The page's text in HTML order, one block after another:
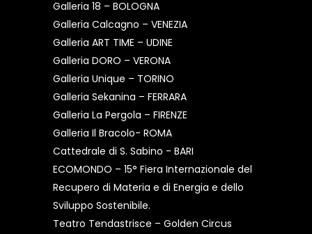
Galleria 18 – BOLOGNA
Galleria Calcagno – VENEZIA
Galleria ART TIME – UDINE
Galleria DORO – VERONA
Galleria Unique – TORINO
Galleria Sekanina – FERRARA
Galleria La Pergola – FIRENZE
Galleria Il Bracolo- ROMA
Cattedrale di S. Sabino - BARI
ECOMONDO – 15° Fiera Internazionale del
Recupero di Materia e di Energia e dello
Sviluppo Sostenibile.
Teatro Tendastrisce – Golden Circus